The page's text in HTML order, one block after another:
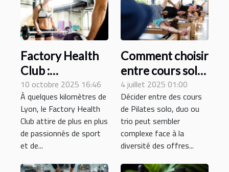
Factory Health
Club :
connaissez-vous
cette salle de
sport près de
Lyon ?
10 octobre 2025 16:46
À quelques kilomètres de
Lyon, le Factory Health
Club attire de plus en plus
de passionnés de sport
et de...
Comment choisir
entre cours solo,
duo ou trio de
Pilates ?
4 juillet 2025 01:00
Décider entre des cours
de Pilates solo, duo ou
trio peut sembler
complexe face à la
diversité des offres...